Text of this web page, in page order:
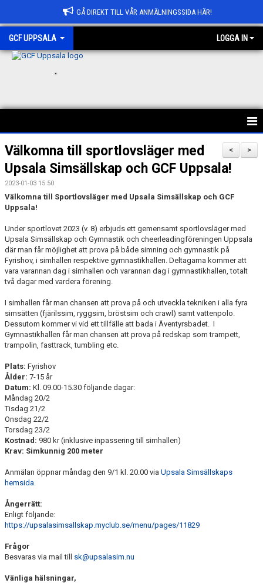
GÅ DIREKT TILL VÅR ANMÄLNINGSSIDA HÄR!
GCF UPPSALA LOGGA IN
.
HEM
ANMÄLAN
OM GCF UPPSALA
BÖRJA HOS OSS
NYHETER
FÖR MEDLEMMAR
PARTNERS
TRYGG IDROTT
FAQ
>
<
Välkomna till sportlovsläger med
Upsala Simsällskap och GCF Uppsala!
2023-01-03 15:50
Välkomna till Sportlovsläger med Upsala Simsällskap och GCF
Uppsala!
Under sportlovet 2023 (v. 8) erbjuds ett gemensamt sportlovsläger med
Upsala Simsällskap och Gymnastik och cheerleadingföreningen Uppsala
där man får möjlighet att prova på både simning och gymnastik på
Fyrishov, i simhallen respektive gymnastikhallen. Deltagarna kommer att
vara varannan dag i simhallen och varannan dag i gymnastikhallen, totalt
två dagar med vardera förening.
I simhallen får man chansen att prova på och utveckla tekniken i alla fyra
simsätten (fjärilssim, ryggsim, bröstsim och crawl) samt vattenpolo.
Dessutom kommer vi vid ett tillfälle att bada i Äventyrsbadet. I
Gymnastikhallen får man chansen att prova på redskap som trampett,
trampolin, fasttrack, tumbling etc.
Plats: Fyrishov
Ålder: 7-15 år
Datum: Kl. 09.00-15.30 följande dagar:
Måndag 20/2
Tisdag 21/2
Onsdag 22/2
Torsdag 23/2
Kostnad: 980 kr (inklusive inpassering till simhallen)
Krav: Simkunnig 200 meter
Anmälan öppnar måndag den 9/1 kl. 20.00 via Upsala Simsällskaps
hemsida.
Ångerrätt:
Enligt följande:
https://upsalasimsallskap.myclub.se/menu/pages/11829
Frågor
Besvaras via mail till sk@upsalasim.nu
Vänliga hälsningar,